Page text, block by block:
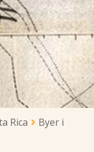
Rica
Byer i